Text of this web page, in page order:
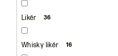
Likér 36
Whisky likér 16